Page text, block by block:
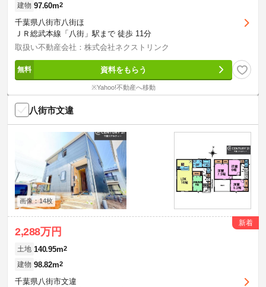
建物 97.60m2
千葉県八街市八街ほ
ＪＲ総武本線「八街」駅まで 徒歩 11分
取扱い不動産会社：株式会社ネクストリンク
資料をもらう
※Yahoo!不動産へ移動
八街市文違
画像：14枚
2,288万円
新着
土地 140.95m2
建物 98.82m2
千葉県八街市文違